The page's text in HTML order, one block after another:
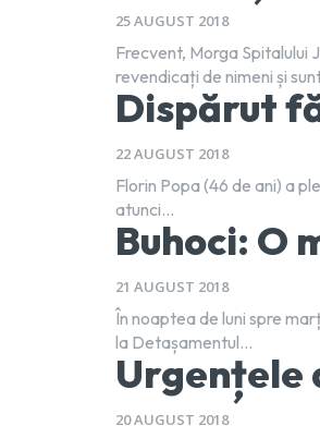
25 AUGUST 2018
Frecvent, Morga Spitalului
revendicați de nimeni și
Dispărut
22 AUGUST 2018
Florin Popa (46 de ani) a
atunci...
Buhoci: O
21 AUGUST 2018
În noaptea de luni spre
la Detașamentul...
Urgențele
20 AUGUST 2018